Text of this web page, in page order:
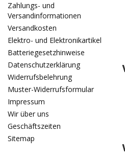
Zahlungs- und
Versandinformationen
Versandkosten
Elektro- und Elektronikartikel
Batteriegesetzhinweise
Datenschutzerklärung
Widerrufsbelehrung
Muster-Widerrufsformular
Impressum
Wir über uns
Geschäftszeiten
Sitemap